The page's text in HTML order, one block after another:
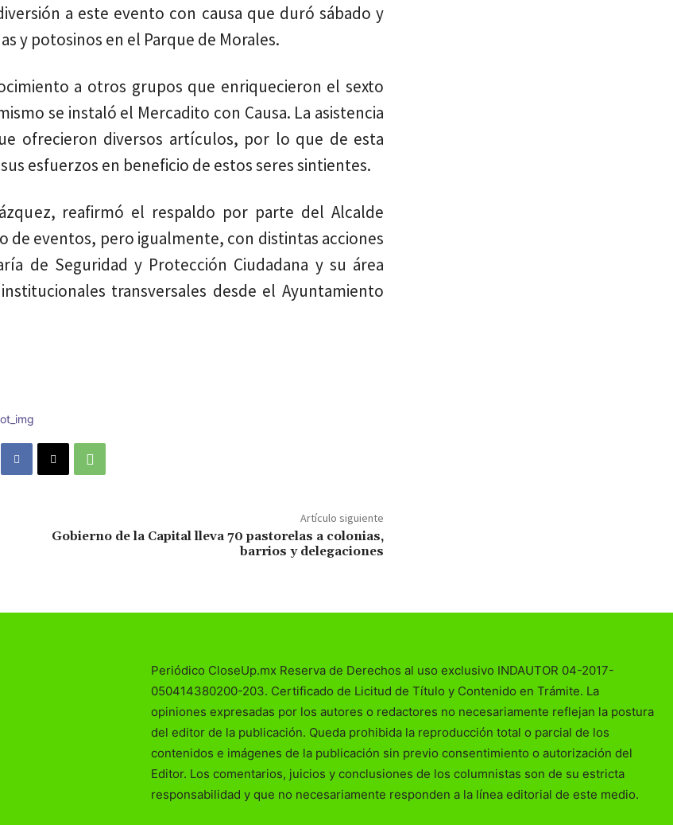
a este evento con causa que duró sábado y
y potosinos en el Parque de Morales.
a otros grupos que enriquecieron el sexto
se instaló el Mercadito con Causa. La asistencia
ofrecieron diversos artículos, por lo que de esta
esfuerzos en beneficio de estos seres sintientes.
reafirmó el respaldo por parte del Alcalde
de eventos, pero igualmente, con distintas acciones
de Seguridad y Protección Ciudadana y su área
transversales desde el Ayuntamiento
Artículo siguiente
Gobierno de la Capital lleva 70 pastorelas a colonias,
barrios y delegaciones
Periódico CloseUp.mx Reserva de Derechos al uso exclusivo INDAUTOR 04-2017-
050414380200-203. Certificado de Licitud de Título y Contenido en Trámite. La
opiniones expresadas por los autores o redactores no necesariamente reflejan la postura
del editor de la publicación. Queda prohibida la reproducción total o parcial de los
contenidos e imágenes de la publicación sin previo consentimiento o autorización del
Editor. Los comentarios, juicios y conclusiones de los columnistas son de su estricta
responsabilidad y que no necesariamente responden a la línea editorial de este medio.